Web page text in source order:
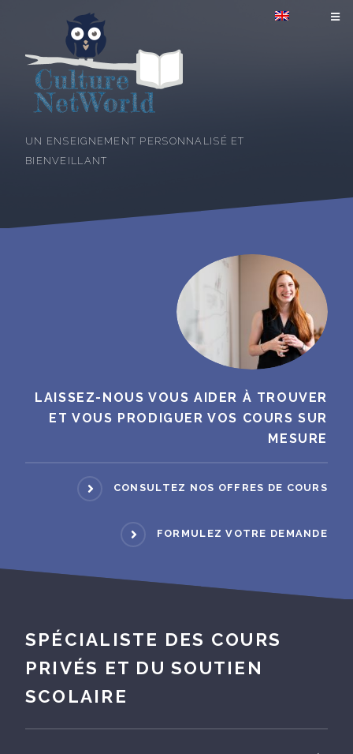
UN ENSEIGNEMENT PERSONNALISÉ ET
BIENVEILLANT
LAISSEZ-NOUS VOUS AIDER À TROUVER
ET VOUS PRODIGUER VOS COURS SUR
MESURE
CONSULTEZ NOS OFFRES DE COURS
FORMULEZ VOTRE DEMANDE
SPÉCIALISTE DES COURS
PRIVÉS ET DU SOUTIEN
SCOLAIRE